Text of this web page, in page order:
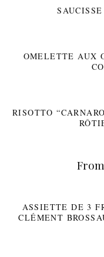
OMELETTE AUX
RISOTTO
ASSIETTE DE 3
CLÉMENT